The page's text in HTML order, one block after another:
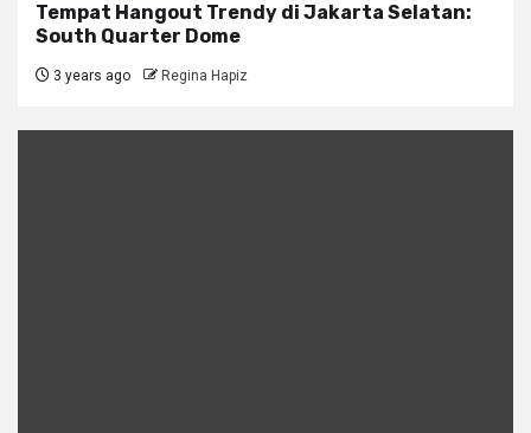
Tempat Hangout Trendy di Jakarta Selatan:
South Quarter Dome
3 years ago Regina Hapiz